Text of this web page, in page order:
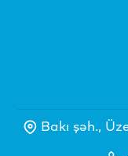
Bakı şəh.,